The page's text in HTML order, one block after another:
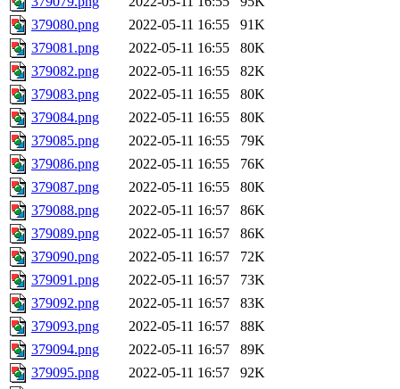
379080.png
2022-05-11 16:55
91K
379081.png
2022-05-11 16:55
80K
379082.png
2022-05-11 16:55
82K
379083.png
2022-05-11 16:55
80K
379084.png
2022-05-11 16:55
80K
379085.png
2022-05-11 16:55
79K
379086.png
2022-05-11 16:55
76K
379087.png
2022-05-11 16:55
80K
379088.png
2022-05-11 16:57
86K
379089.png
2022-05-11 16:57
86K
379090.png
2022-05-11 16:57
72K
379091.png
2022-05-11 16:57
73K
379092.png
2022-05-11 16:57
83K
379093.png
2022-05-11 16:57
88K
379094.png
2022-05-11 16:57
89K
379095.png
2022-05-11 16:57
92K